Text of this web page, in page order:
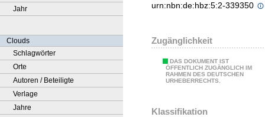
Jahr
Clouds
Schlagwörter
Orte
Autoren / Beteiligte
Verlage
Jahre
urn:nbn:de:hbz:5:2-339350
Zugänglichkeit
DAS DOKUMENT IST
ÖFFENTLICH ZUGÄNGLICH IM
RAHMEN DES DEUTSCHEN
URHEBERRECHTS.
Klassifikation